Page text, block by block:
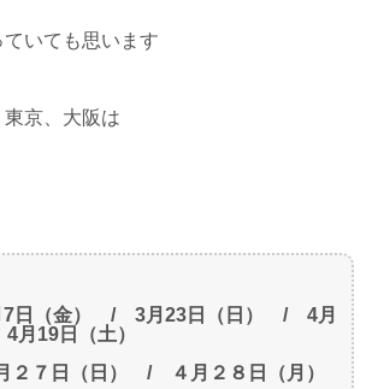
いても思います
京、大阪は
7日（金） / 3月23日（日） / 4月
19日（土）
２７日（日） / ４月２８日（月）